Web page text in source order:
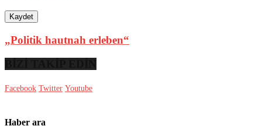
Kaydet
„Politik hautnah erleben“
Facebook Twitter Youtube
Haber ara